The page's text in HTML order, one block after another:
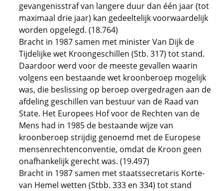
gevangenisstraf van langere duur dan één jaar (tot
maximaal drie jaar) kan gedeeltelijk voorwaardelijk
worden opgelegd. (18.764)
Bracht in 1987 samen met minister Van Dijk de
Tijdelijke wet Kroongeschillen (Stb. 317) tot stand.
Daardoor werd voor de meeste gevallen waarin
volgens een bestaande wet kroonberoep mogelijk
was, die beslissing op beroep overgedragen aan de
afdeling geschillen van bestuur van de Raad van
State. Het Europees Hof voor de Rechten van de
Mens had in 1985 de bestaande wijze van
kroonberoep strijdig genoemd met de Europese
mensenrechtenconventie, omdat de Kroon geen
onafhankelijk gerecht was. (19.497)
Bracht in 1987 samen met staatssecretaris Korte-
van Hemel wetten (Stbb. 333 en 334) tot stand